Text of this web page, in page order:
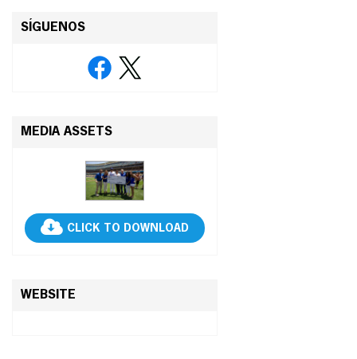
SÍGUENOS
MEDIA ASSETS
CLICK TO DOWNLOAD
WEBSITE